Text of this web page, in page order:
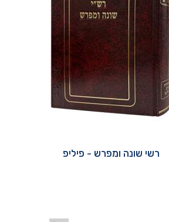
רשי שונה ומפרש - פיליפ